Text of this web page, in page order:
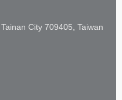
City 709405, Taiwan